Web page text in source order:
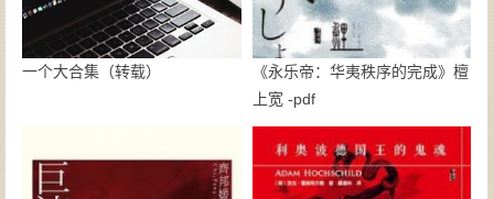
一个大合集（转载）
《永乐帝：华夷秩序的完成》檀
上宽 -pdf